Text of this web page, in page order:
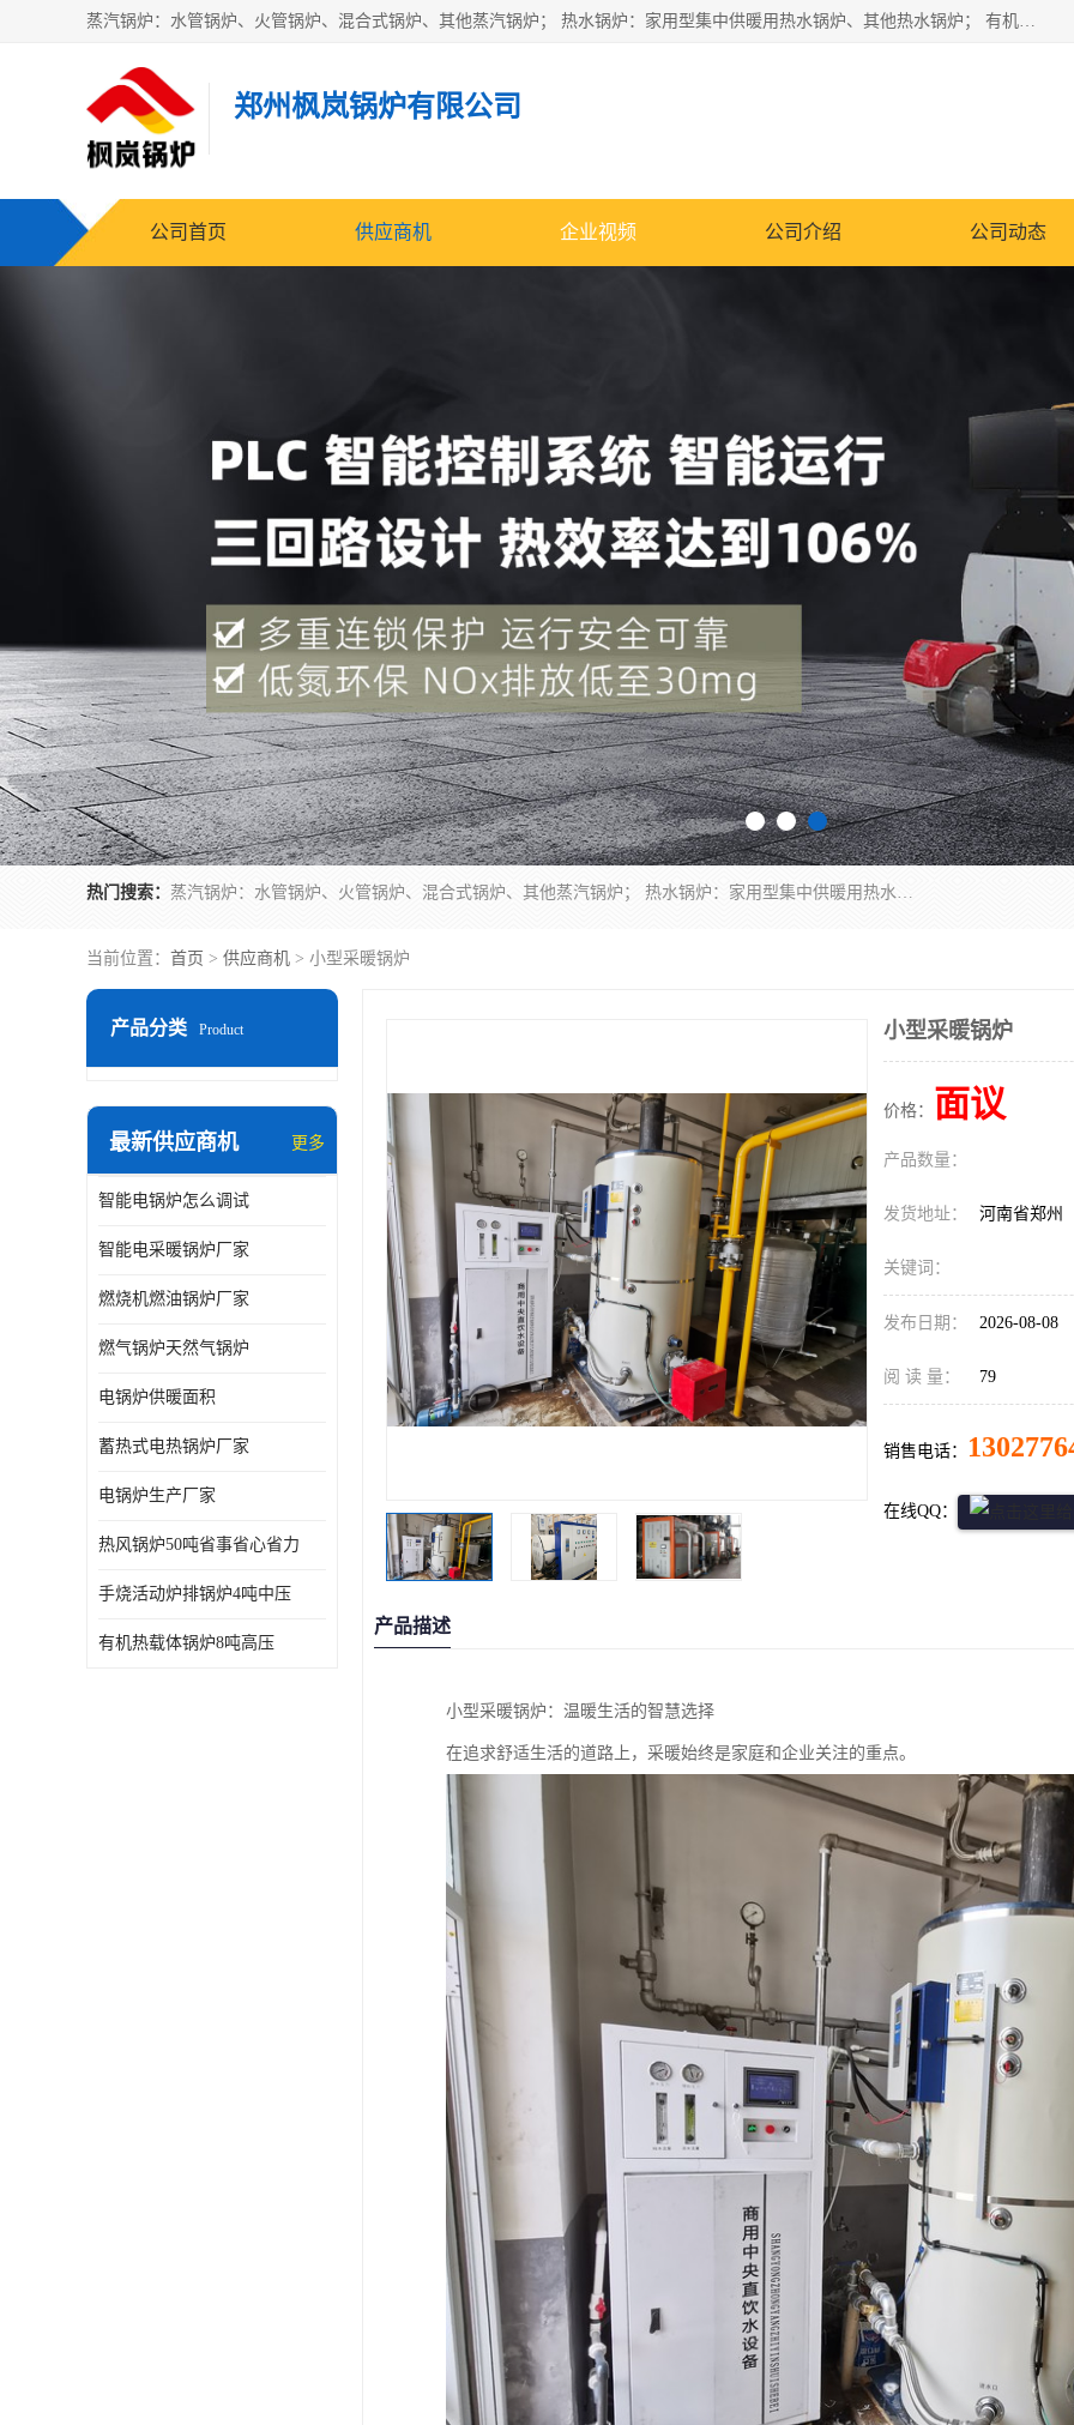
蒸汽锅炉：水管锅炉、火管锅炉、混合式锅炉、其他蒸汽锅炉； 热水锅炉：家用型集中供暖用热水锅炉、其他热水锅炉； 有机热载体锅炉； 船用蒸汽锅炉； （锅炉用辅助设备及装置）蒸汽冷凝器：表面冷凝器、混合式冷凝器、空冷式冷凝器、其他蒸汽冷凝器； 锅炉用辅助设备：节热器、蒸汽收集器、蓄能器、烟垢清除器、气体回收器、泥渣刮除器、空气预热器、其他锅炉用辅助设备；
郑州枫岚锅炉有限公司
公司首页 供应商机 企业视频 公司介绍 公司动态
热门搜索： 蒸汽锅炉：水管锅炉、火管锅炉、混合式锅炉、其他蒸汽锅炉； 热水锅炉：家用型集中供暖用热水锅炉、其他热水锅炉； 有机热载体锅炉； 船用蒸汽锅炉； （锅炉用辅助设备及装置）蒸汽冷凝器：表面冷凝器、混合式冷凝器、空冷式冷凝器、其他蒸汽冷凝器； 锅炉用辅助设备：节热器、蒸汽收集器、蓄能器、烟垢清除器、气体回收器、泥渣刮除器、空气预热器、其他锅炉用辅助设备；
当前位置： 首页 > 供应商机 > 小型采暖锅炉
产品分类 Product
最新供应商机 更多
智能电锅炉怎么调试
智能电采暖锅炉厂家
燃烧机燃油锅炉厂家
燃气锅炉天然气锅炉
电锅炉供暖面积
蓄热式电热锅炉厂家
电锅炉生产厂家
热风锅炉50吨省事省心省力
手烧活动炉排锅炉4吨中压
有机热载体锅炉8吨高压
小型采暖锅炉
价格： 面议
产品数量：
发货地址： 河南省郑州
关键词：
发布日期： 2026-08-08
阅 读 量： 79
销售电话：
在线QQ：
产品描述
小型采暖锅炉：温暖生活的智慧选择
在追求舒适生活的道路上，采暖始终是家庭和企业关注的重点。